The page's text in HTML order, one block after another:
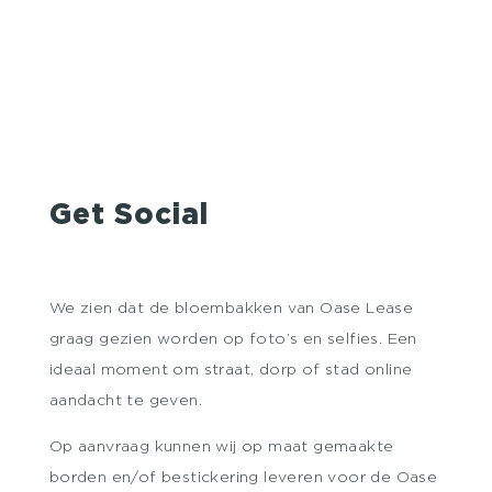
Get Social
We zien dat de bloembakken van Oase Lease
graag gezien worden op foto’s en selfies. Een
ideaal moment om straat, dorp of stad online
aandacht te geven.
Op aanvraag kunnen wij op maat gemaakte
borden en/of bestickering leveren voor de Oase